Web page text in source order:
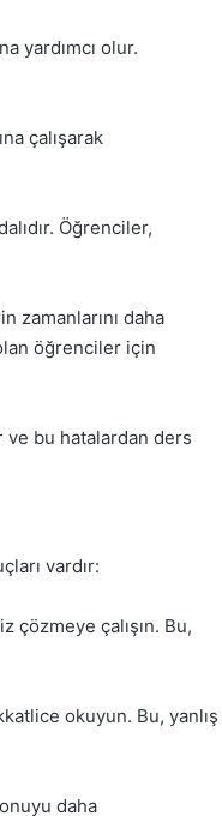
yardımcı olur.
çalışarak
Öğrenciler,
zamanlarını daha
öğrenciler için
ve bu hatalardan ders
vardır:
çözmeye çalışın. Bu,
okuyun. Bu, yanlış
daha